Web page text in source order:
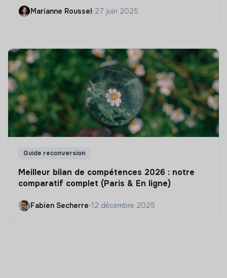
Marianne Roussel•27 juin 2025
Guide reconversion
Meilleur bilan de compétences 2026 : notre
comparatif complet (Paris & En ligne)
Fabien Secherre•12 décembre 2025